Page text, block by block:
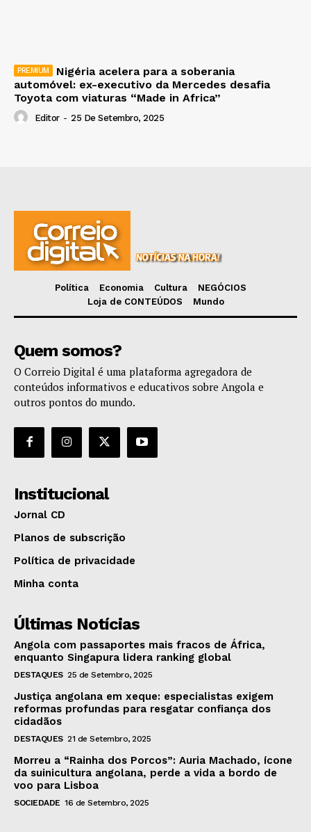
Nigéria acelera para a soberania
automóvel: ex-executivo da Mercedes desafia
Toyota com viaturas “Made in Africa”
Editor - 25 De Setembro, 2025
Política Economia Cultura
NEGÓCIOS
Loja de CONTEÚDOS
Mundo
Quem somos?
O Correio Digital é uma plataforma agregadora de
conteúdos informativos e educativos sobre Angola e
outros pontos do mundo.
Institucional
Jornal CD
Planos de subscrição
Política de privacidade
Minha conta
Últimas Notícias
Angola com passaportes mais fracos de África,
enquanto Singapura lidera ranking global
DESTAQUES 25 de Setembro, 2025
Justiça angolana em xeque: especialistas exigem
reformas profundas para resgatar confiança dos
cidadãos
DESTAQUES 21 de Setembro, 2025
Morreu a “Rainha dos Porcos”: Auria Machado, ícone
da suinicultura angolana, perde a vida a bordo de
voo para Lisboa
SOCIEDADE 16 de Setembro, 2025